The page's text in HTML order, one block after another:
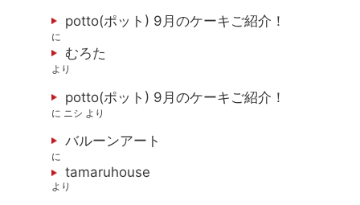
potto(ポット) 9月のケーキご紹介！
に
むろた
より
potto(ポット) 9月のケーキご紹介！
に ニシ より
バルーンアート
に
tamaruhouse
より